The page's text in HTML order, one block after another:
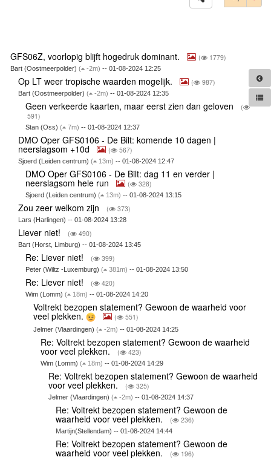
GFS06Z, voorlopig blijft hogedruk dominant. ( 1779)
Bart (Oostmeerpolder) ( -2m) -- 01-08-2024 12:25
Op LT weer tropische waarden mogelijk. ( 987)
Bart (Oostmeerpolder) ( -2m) -- 01-08-2024 12:35
Geen verkeerde kaarten, maar eerst zien dan geloven
(
591)
Stan (Oss)( 7m) -- 01-08-2024 12:37
DMO Oper GFS0106 - De Bilt: komende 10 dagen |
neerslagsom +10d ( 567)
Sjoerd (Leiden centrum) ( 13m) -- 01-08-2024 12:47
DMO Oper GFS0106 - De Bilt: dag 11 en verder |
neerslagsom hele run ( 328)
Sjoerd (Leiden centrum)( 13m) -- 01-08-2024 13:15
Zou zeer welkom zijn ( 373)
Lars (Harlingen) -- 01-08-2024 13:28
Liever niet! ( 490)
Bart (Horst, Limburg) -- 01-08-2024 13:45
Re: Liever niet! ( 399)
Peter (Wiltz -Luxemburg)( 381m) -- 01-08-2024 13:50
Re: Liever niet! ( 420)
Wim (Lomm)( 18m) -- 01-08-2024 14:20
Voltrekt bezopen statement? Gewoon de waarheid voor
veel plekken. ( 551)
Jelmer (Vlaardingen) ( -2m) -- 01-08-2024 14:25
Re: Voltrekt bezopen statement? Gewoon de waarheid
voor veel plekken. ( 423)
Wim (Lomm)( 18m) -- 01-08-2024 14:29
Re: Voltrekt bezopen statement? Gewoon de waarheid
voor veel plekken. ( 325)
Jelmer (Vlaardingen) ( -2m) -- 01-08-2024 14:37
Re: Voltrekt bezopen statement? Gewoon de
waarheid voor veel plekken. ( 236)
Martijn(Stellendam) -- 01-08-2024 14:44
Re: Voltrekt bezopen statement? Gewoon de
waarheid voor veel plekken. ( 196)